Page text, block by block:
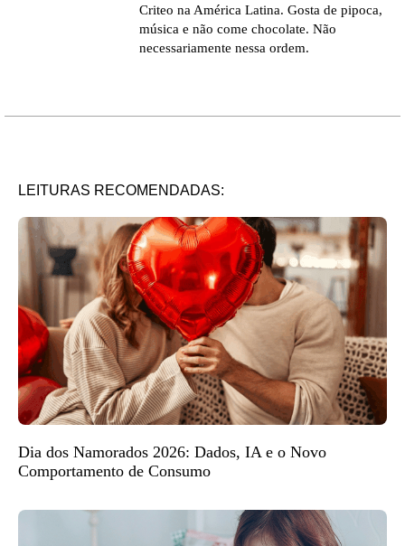
Criteo na América Latina. Gosta de pipoca,
música e não come chocolate. Não
necessariamente nessa ordem.
LEITURAS RECOMENDADAS:
Dia dos Namorados 2026: Dados, IA e o Novo
Comportamento de Consumo